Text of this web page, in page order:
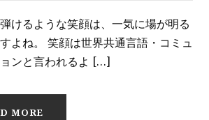
けるような笑顔は、一気に場が明る
よね。 笑顔は世界共通言語・コミュ
ンと言われるよ […]
MORE